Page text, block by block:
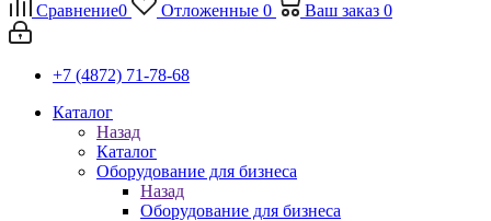
Сравнение0 Отложенные 0 Ваш заказ 0
+7 (4872) 71-78-68
Каталог
Назад
Каталог
Оборудование для бизнеса
Назад
Оборудование для бизнеса